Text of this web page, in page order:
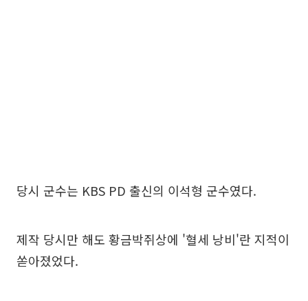
당시 군수는 KBS PD 출신의 이석형 군수였다.
제작 당시만 해도 황금박쥐상에 '혈세 낭비'란 지적이
쏟아졌었다.